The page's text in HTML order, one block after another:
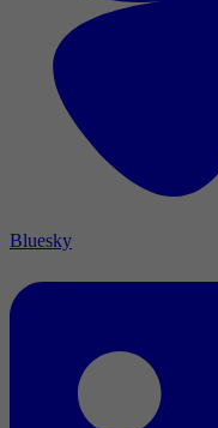
Bluesky